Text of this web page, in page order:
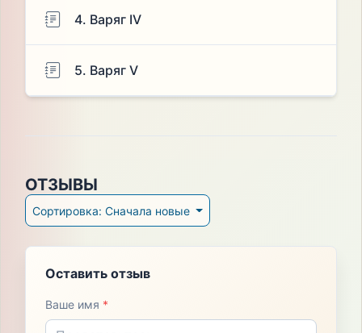
4. Варяг IV
5. Варяг V
ОТЗЫВЫ
Сортировка: Сначала новые
Оставить отзыв
Ваше имя *